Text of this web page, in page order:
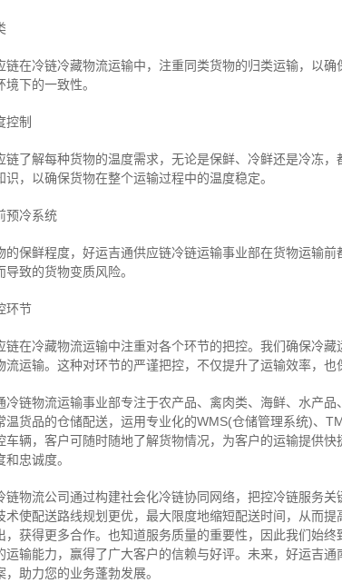
链在冷链冷藏物流运输中，注重同类货物的归类运输，以
下的一致性。
控制
链了解每种货物的温度需求，无论是保鲜、冷鲜还是冷冻
识，以确保货物在整个运输过程中的温度稳定。
预冷系统
的保鲜程度，好运吉通供应链冷链运输事业部在货物运输
导致的货物变质风险。
环节
链在冷藏物流运输中注重对各个环节的把控。我们确保冷
流运输。这种对环节的严谨把控，不仅提升了运输效率，也
冷链物流运输事业部专注于农产品、禽肉类、海鲜、水产
温货品的仓储配送，运用专业化的WMS(仓储管理系统)、
车辆，客户可随时随地了解货物情况，为客户的运输提供
忠诚度。
链物流公司通过构建社会化冷链协同网络，把控冷链服务关
术使配送路线规划更优，最大限度地缩短配送时间，从而提
，获得更多合作。也知道服务质量的重要性，因此我们始终
运输能力，赢得了广大客户的信赖与好评。 未来，好运吉通
，助力您的业务蓬勃发展。